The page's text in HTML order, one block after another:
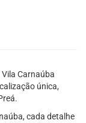
Carnaúba
única,
cada detalhe